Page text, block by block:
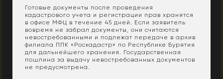
Готовые документы после проведения
кадастрового учета и регистрации прав хранятся
в офисе МФЦ в течение 45 дней. Если заявитель
вовремя не забрал документы, они считаются
невостребованными и подлежат передаче в архив
филиала ППК «Роскадастр» по Республике Бурятия
для дальнейшего хранения. Государственная
пошлина за выдачу невостребованных документов
не предусмотрена.